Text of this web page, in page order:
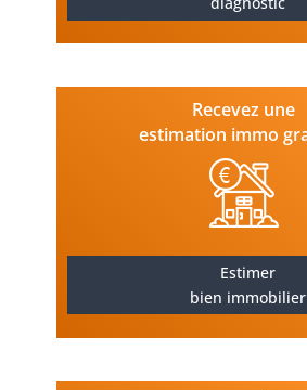
Recevez une
estimation immo
Estimer
bien immobilier